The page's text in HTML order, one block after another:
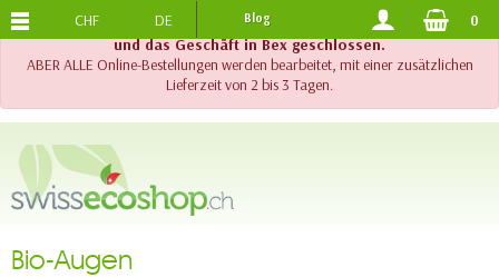
!! Wichtig !! Bis am 20. August 2026 sind der Telefonsupport
und das Geschäft in Bex geschlossen.
ABER ALLE Online-Bestellungen werden bearbeitet, mit einer zusätzlichen
Lieferzeit von 2 bis 3 Tagen.
KOSTENLOSER VERSAND AB 120.-
CHF DE Blog 0
Bio-Augen